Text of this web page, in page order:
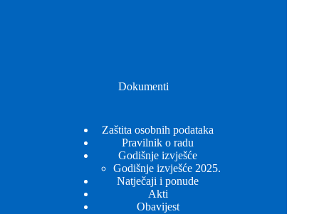
Dokumenti
Zaštita osobnih podataka
Pravilnik o radu
Godišnje izvješće
Godišnje izvješće 2025.
Natječaji i ponude
Akti
Obavijest